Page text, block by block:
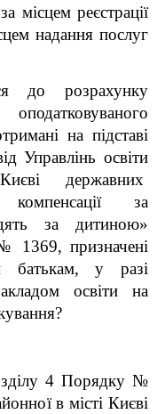
місцем реєстрації
надання послуг
до розрахунку
на підставі
Управлінь освіти
державних
компенсації за
за дитиною»
1369, призначені
батькам, у разі
освіти на
4 Порядку №
в місті Києві